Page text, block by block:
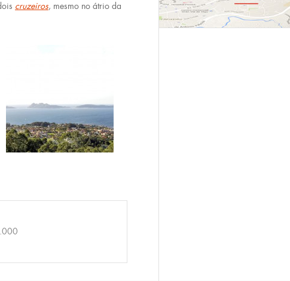
cruzeiros, mesmo no átrio da